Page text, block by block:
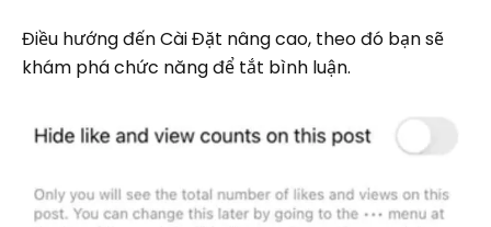
Điều hướng đến Cài Đặt nâng cao, theo đó bạn sẽ
khám phá chức năng để tắt bình luận.